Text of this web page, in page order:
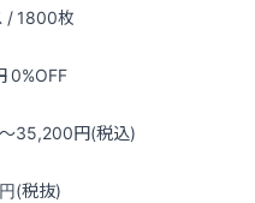
/ 1800枚
0%OFF
35,200円(税込)
円(税抜)